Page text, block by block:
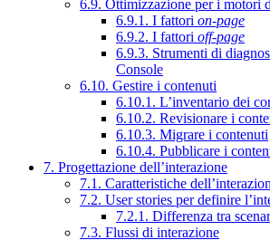
6.9. Ottimizzazione per i motori
6.9.1. I fattori on-page
6.9.2. I fattori off-page
6.9.3. Strumenti di
Console
6.10. Gestire i contenuti
6.10.1. L’inventario dei
6.10.2. Revisionare i
6.10.3. Migrare i contenuti
6.10.4. Pubblicare i
7. Progettazione dell’interazione
7.1. Caratteristiche
7.2. User stories per definire
7.2.1. Differenza tra
7.3. Flussi di interazione